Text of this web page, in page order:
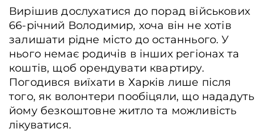
Вирішив дослухатися до порад військових
66-річний Володимир, хоча він не хотів
залишати рідне місто до останнього. У
нього немає родичів в інших регіонах та
коштів, щоб орендувати квартиру.
Погодився виїхати в Харків лише після
того, як волонтери пообіцяли, що нададуть
йому безкоштовне житло та можливість
лікуватися.